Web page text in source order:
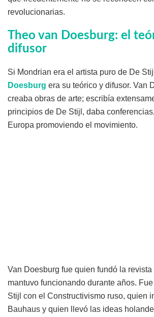
revolucionarias.
Theo van Doesburg: el
difusor
Si Mondrian era el artista puro de De
Doesburg era su teórico y difusor. Van
creaba obras de arte; escribía
principios de De Stijl, daba
Europa promoviendo el movimiento.
Van Doesburg fue quien fundó la revista
mantuvo funcionando durante años.
Stijl con el Constructivismo ruso, quien
Bauhaus y quien llevó las ideas